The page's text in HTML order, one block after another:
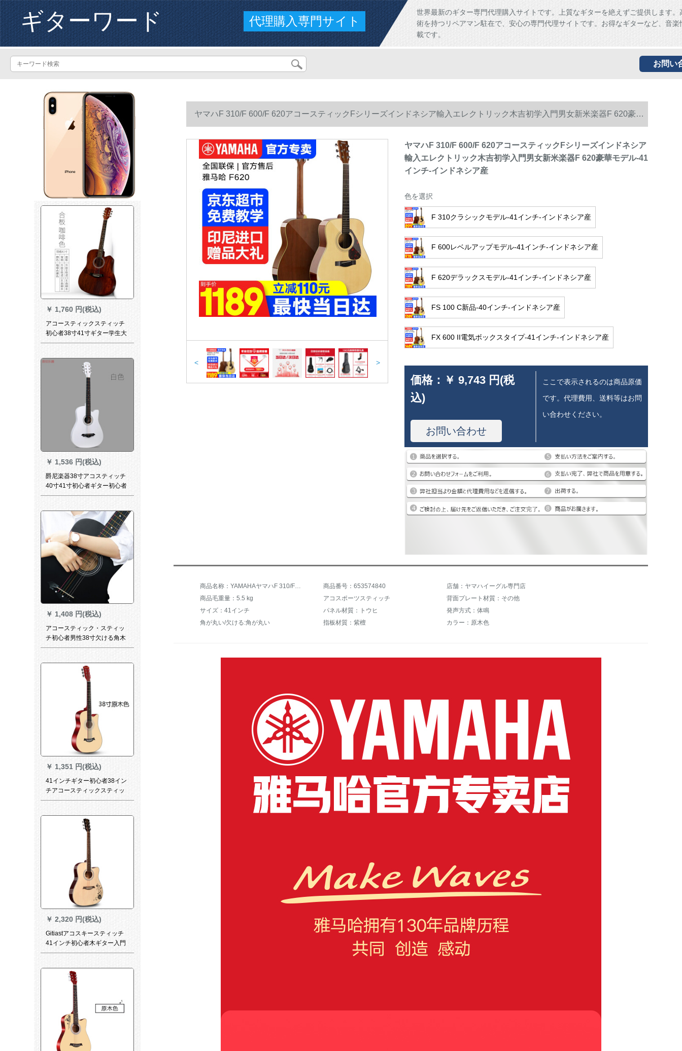
ギターワード 代理購入専門サイト
世界最新のギター専門代理購入サイトです。上質なギターを絶えずご提供します。
術を持つリペアマン駐在で、安心の専門代理サイトです。お得なギターなど、音楽
載です。
お問い
￥ 1,760 円(税込)
アコースティックスティッチ
初心者38寸41寸ギター学生大
人男女新米入門青少年独学吉
コーヒー(大プレゼント)
￥ 1,536 円(税込)
爵尼楽器38寸アコスティッチ
40寸41寸初心者ギター初心者
入門練習琴学生男女通用38寸
￥ 1,408 円(税込)
アコースティック・スティッ
チ初心者男性38寸欠ける角木
ギター男女学生款成人旅行ジ
を送る）空色
￥ 1,351 円(税込)
41インチギター初心者38イン
チアコースティックスティッ
チ男女練習ギター大人40イン
イエンド版【原木色】フルセ
ット+バックパック+テキスト
￥ 2,320 円(税込)
Gitiastアコスキースティッチ
41インチ初心者木ギター入門
男女40学生吉其41寸アップグ
ヤマハF 310/F 600/F 620アコースティックFシリーズインドネシア輸入エレクトリック木吉初学入門男女新米楽器F 620豪華
モデル-41インチ-インドネシア産
< >
ヤマハF 310/F 600/F 620アコースティックFシリーズインドネシア
輸入エレクトリック木吉初学入門男女新米楽器F 620豪華モデル-41
インチ-インドネシア産
色を選択
F 310クラシックモデル-41インチ-インドネシア産
F 600レベルアップモデル-41インチ-インドネシア産
F 620デラックスモデル-41インチ-インドネシア産
FS 100 C新品-40インチ-インドネシア産
FX 600 II電気ボックスタイプ-41インチ-インドネシア産
価格： ￥ 9,743 円(税
込)
お問い合わせ
ここで表示されるのは商品原価
です。代理費用、送料等はお問
い合わせください。
商品名称：YAMAHAヤマハF 310/F 600/F 620アッコスティックFシリーズインドネシア輸入の電気ボックスキキそれは初学入門男女新米楽器F 620豪華モデル-41インチ-インドネシア産 商品番号：653574840
店舗：ヤマハイーグル専門店
商品毛重量：5.5 kg
アコスポーツスティッチ
背面プレート材質：その他
サイズ：41インチ
パネル材質：トウヒ
発声方式：体鳴
角が丸い/欠ける:角が丸い
指板材質：紫檀 カラー：原木色